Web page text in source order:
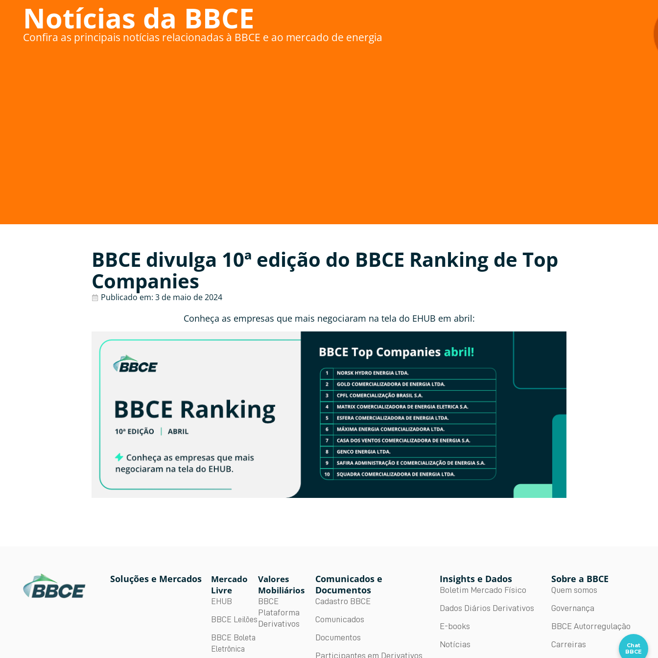
Notícias da BBCE
Confira as principais notícias relacionadas à BBCE e ao mercado de energia
BBCE divulga 10ª edição do BBCE Ranking de Top
Companies
Publicado em: 3 de maio de 2024
Conheça as empresas que mais negociaram na tela do EHUB em abril:
Soluções e Mercados
Mercado
Livre
EHUB
BBCE Leilões
BBCE Boleta
Eletrônica
Valores
Mobiliários
BBCE
Plataforma
Derivativos
Comunicados e
Documentos
Cadastro BBCE
Comunicados
Documentos
Participantes em Derivativos
Insights e Dados
Boletim Mercado Físico
Dados Diários Derivativos
E-books
Notícias
Sobre a BBCE
Quem somos
Governança
BBCE Autorregulação
Carreiras
Chat
BBCE